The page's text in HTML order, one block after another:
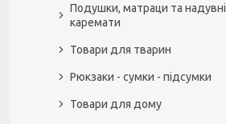
Подушки, матраци та надувні
каремати
Товари для тварин
Рюкзаки - сумки - підсумки
Товари для дому